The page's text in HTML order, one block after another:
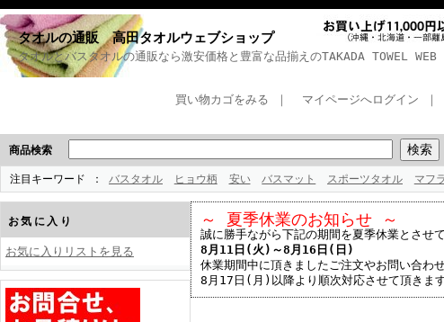
タオルの通販 高田タオルウェブショップ
タオルとバスタオルの通販なら激安価格と豊富な品揃えのTAKADA TOWEL WEB
買い物カゴをみる ｜ マイページへログイン ｜
商品検索
注目キーワード バスタオル ヒョウ柄 安い バスマット スポーツタオル マフ
お気に入り
お気に入りリストを見る
～ 夏季休業のお知らせ ～
誠に勝手ながら下記の期間を夏季休業とさせて
8月11日(火)～8月16日(日)
休業期間中に頂きましたご注文やお問い合わ
8月17日(月)以降より順次対応させて頂きます